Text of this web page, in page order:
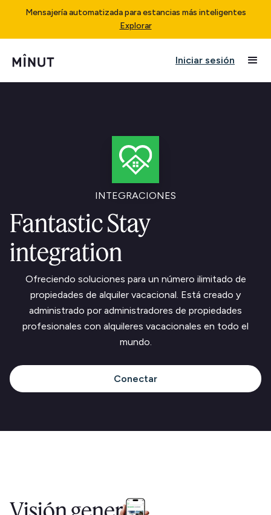
Mensajería automatizada para estancias más inteligentes
Explorar
Iniciar sesión
INTEGRACIONES
Fantastic Stay
integration
Ofreciendo soluciones para un número ilimitado de
propiedades de alquiler vacacional. Está creado y
administrado por administradores de propiedades
profesionales con alquileres vacacionales en todo el
mundo.
Conectar